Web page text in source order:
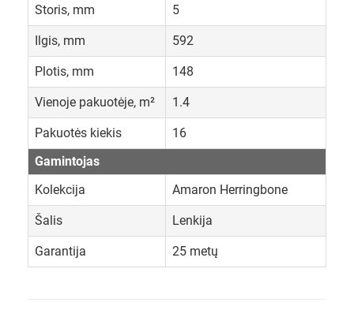
Storis, mm
5
Ilgis, mm 592
Plotis, mm 148
Vienoje pakuotėje, m² 1.4
Pakuotės kiekis
16
Gamintojas
Kolekcija
Amaron Herringbone
Šalis Lenkija
Garantija 25 metų